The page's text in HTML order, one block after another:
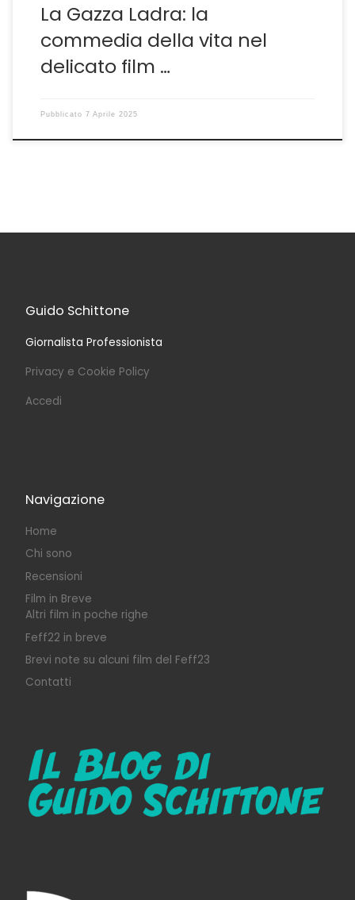
La Gazza Ladra: la
commedia della vita nel
delicato film …
Pubblicato 7 Aprile 2025
Guido Schittone
Giornalista Professionista
Privacy e Cookie Policy
Accedi
Navigazione
Home
Chi sono
Recensioni
Film in Breve
Altri film in poche righe
Feff22 in breve
Brevi note su alcuni film del Feff23
Contatti